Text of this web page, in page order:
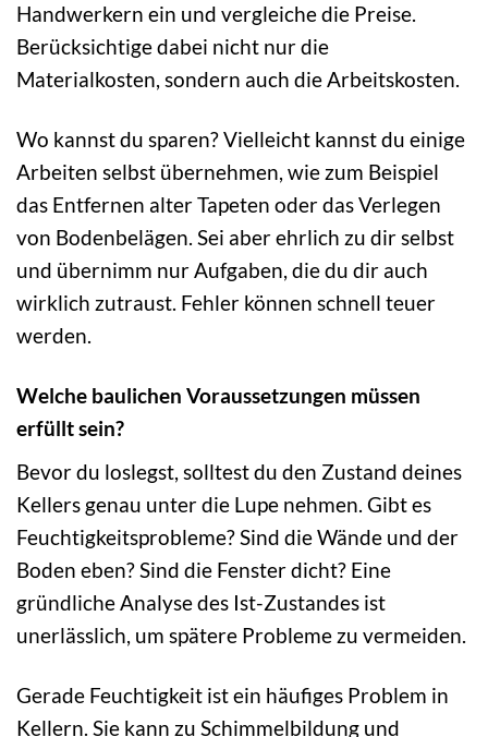
Handwerkern ein und vergleiche die Preise.
Berücksichtige dabei nicht nur die
Materialkosten, sondern auch die Arbeitskosten.
Wo kannst du sparen? Vielleicht kannst du einige
Arbeiten selbst übernehmen, wie zum Beispiel
das Entfernen alter Tapeten oder das Verlegen
von Bodenbelägen. Sei aber ehrlich zu dir selbst
und übernimm nur Aufgaben, die du dir auch
wirklich zutraust. Fehler können schnell teuer
werden.
Welche baulichen Voraussetzungen müssen
erfüllt sein?
Bevor du loslegst, solltest du den Zustand deines
Kellers genau unter die Lupe nehmen. Gibt es
Feuchtigkeitsprobleme? Sind die Wände und der
Boden eben? Sind die Fenster dicht? Eine
gründliche Analyse des Ist-Zustandes ist
unerlässlich, um spätere Probleme zu vermeiden.
Gerade Feuchtigkeit ist ein häufiges Problem in
Kellern. Sie kann zu Schimmelbildung und